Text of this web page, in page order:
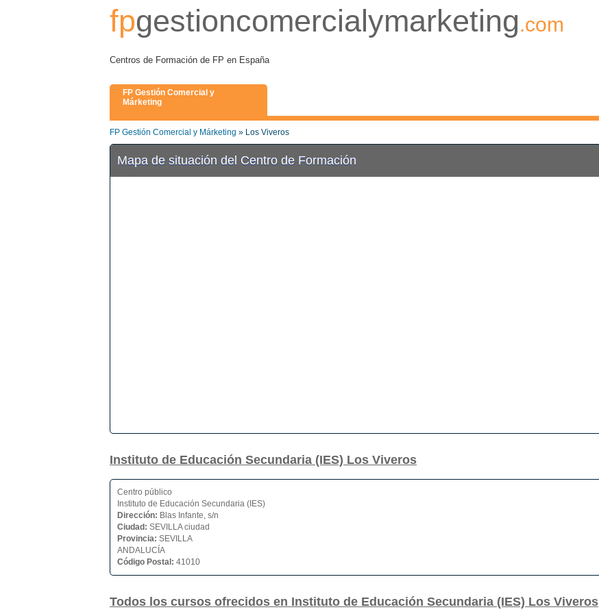
fpgestioncomercialymarketing.com
Centros de Formación de FP en España
FP Gestión Comercial y
Márketing
FP Gestión Comercial y Márketing » Los Viveros
Mapa de situación del Centro de Formación
Instituto de Educación Secundaria (IES) Los Viveros
Centro público
Instituto de Educación Secundaria (IES)
Dirección: Blas Infante, s/n
Ciudad: SEVILLA ciudad
Provincia: SEVILLA
ANDALUCÍA
Código Postal: 41010
Todos los cursos ofrecidos en Instituto de Educación Secundaria (IES) Los Viveros